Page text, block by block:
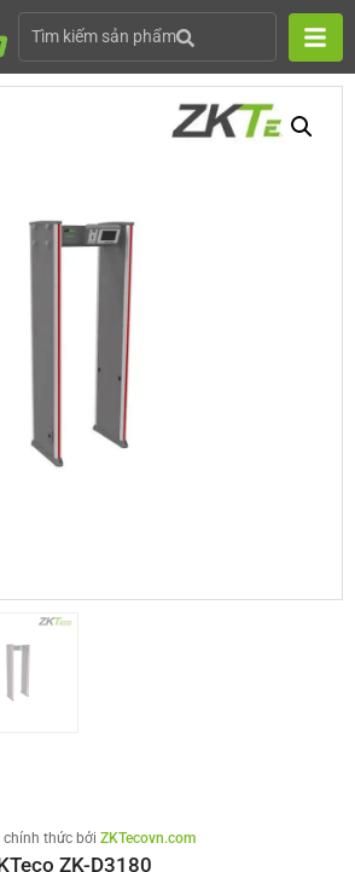
Tìm kiếm sản phẩm
thức bởi ZKTecovn.com
ZK-D3180